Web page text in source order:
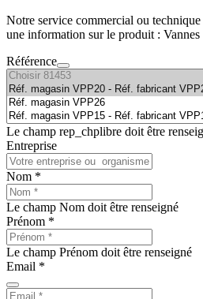
Notre service commercial ou
une information sur le produit :
Référence
Le champ rep_chplibre doit être
Entreprise
Nom *
Le champ Nom doit être renseigné
Prénom *
Le champ Prénom doit être renseigné
Email *